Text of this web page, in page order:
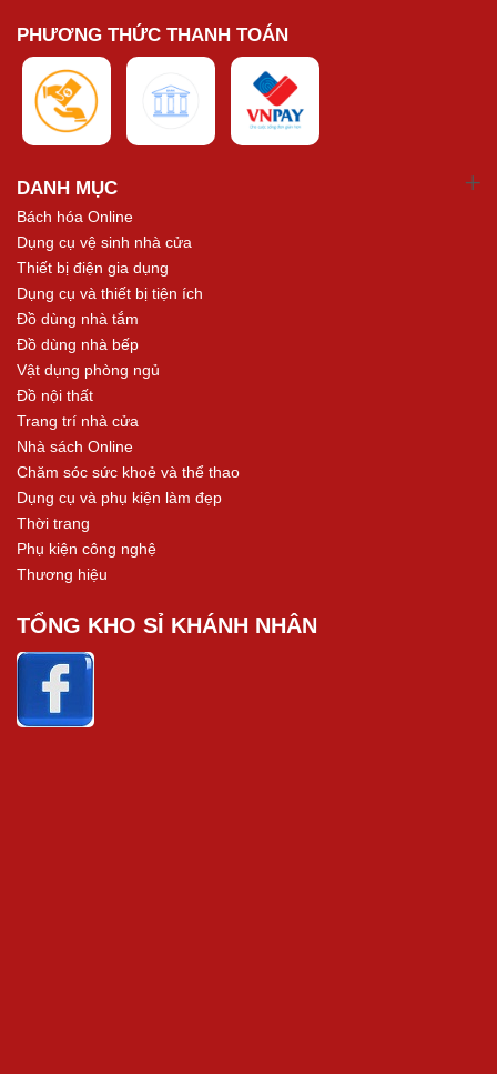
PHƯƠNG THỨC THANH TOÁN
DANH MỤC
Bách hóa Online
Dụng cụ vệ sinh nhà cửa
Thiết bị điện gia dụng
Dụng cụ và thiết bị tiện ích
Đồ dùng nhà tắm
Đồ dùng nhà bếp
Vật dụng phòng ngủ
Đồ nội thất
Trang trí nhà cửa
Nhà sách Online
Chăm sóc sức khoẻ và thể thao
Dụng cụ và phụ kiện làm đẹp
Thời trang
Phụ kiện công nghệ
Thương hiệu
TỔNG KHO SỈ KHÁNH NHÂN